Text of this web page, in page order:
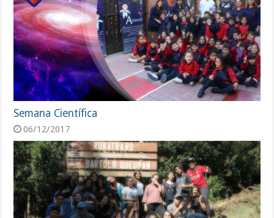
Semana Científica
06/12/2017